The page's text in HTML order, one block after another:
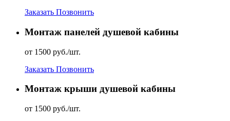
Заказать Позвонить
Монтаж панелей душевой кабины
от 1500 руб./шт.
Заказать Позвонить
Монтаж крыши душевой кабины
от 1500 руб./шт.